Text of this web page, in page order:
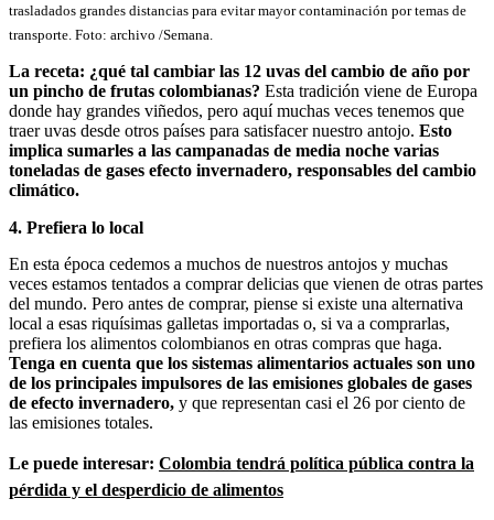
trasladados grandes distancias para evitar mayor contaminación por temas de
transporte. Foto: archivo /Semana.
La receta: ¿qué tal cambiar las 12 uvas del cambio de año por
un pincho de frutas colombianas? Esta tradición viene de Europa
donde hay grandes viñedos, pero aquí muchas veces tenemos que
traer uvas desde otros países para satisfacer nuestro antojo. Esto
implica sumarles a las campanadas de media noche varias
toneladas de gases efecto invernadero, responsables del cambio
climático.
4. Prefiera lo local
En esta época cedemos a muchos de nuestros antojos y muchas
veces estamos tentados a comprar delicias que vienen de otras partes
del mundo. Pero antes de comprar, piense si existe una alternativa
local a esas riquísimas galletas importadas o, si va a comprarlas,
prefiera los alimentos colombianos en otras compras que haga.
Tenga en cuenta que los sistemas alimentarios actuales son uno
de los principales impulsores de las emisiones globales de gases
de efecto invernadero, y que representan casi el 26 por ciento de
las emisiones totales.
Le puede interesar: Colombia tendrá política pública contra la
pérdida y el desperdicio de alimentos